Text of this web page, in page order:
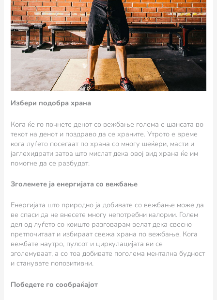
Избери подобра храна
Кога ќе го почнете денот со вежбање голема е шансата во
текот на денот и поздраво да се храните. Утрото е време
кога луѓето посегаат по храна со многу шеќери, масти и
јаглехидрати затоа што мислат дека овој вид храна ќе им
помогне да се разбудат.
Зголемете ја енергијата со вежбање
Енергијата што природно ја добивате со вежбање може да
ве спаси да не внесете многу непотребни калории. Голем
дел од луѓето со коишто разговарам велат дека свесно
претпочитаат и избираат свежа храна по вежбање. Кога
вежбате наутро, пулсот и циркулацијата ви се
зголемуваат, а со тоа добивате поголема ментална будност
и станувате попозитивни.
Победете го сообраќајот